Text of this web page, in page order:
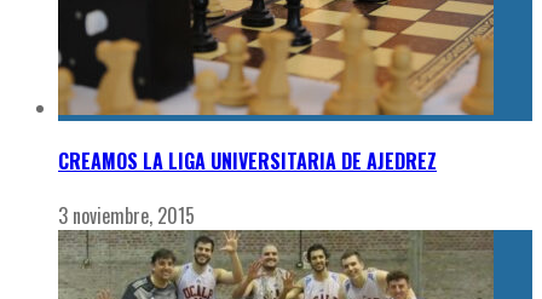
CREAMOS LA LIGA UNIVERSITARIA DE AJEDREZ
3 noviembre, 2015